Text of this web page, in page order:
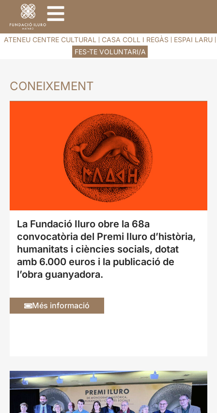
ATENEU CENTRE CULTURAL CASA COLL I REGÀS
ESPAI LARU
FES-TE VOLUNTARI/A
CONEIXEMENT
La Fundació Iluro obre la 68a
convocatòria del Premi Iluro d’història,
humanitats i ciències socials, dotat
amb 6.000 euros i la publicació de
l’obra guanyadora.
Més informació